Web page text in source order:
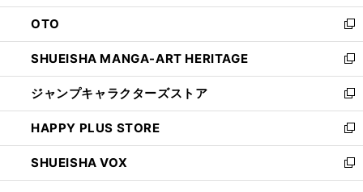
ウ
で
開
く
ン
ド
ウ
で
開
く
OTO
新
し
い
ウ
ィ
ン
ド
ウ
で
開
SHUEISHA MANGA-ART HERITAGE
新
し
い
ウ
ィ
ン
ド
ウ
ジャンプキャラクターズストア
新
し
い
ウ
ィ
ン
HAPPY PLUS STORE
新
し
い
ウ
SHUEISHA VOX
新
し